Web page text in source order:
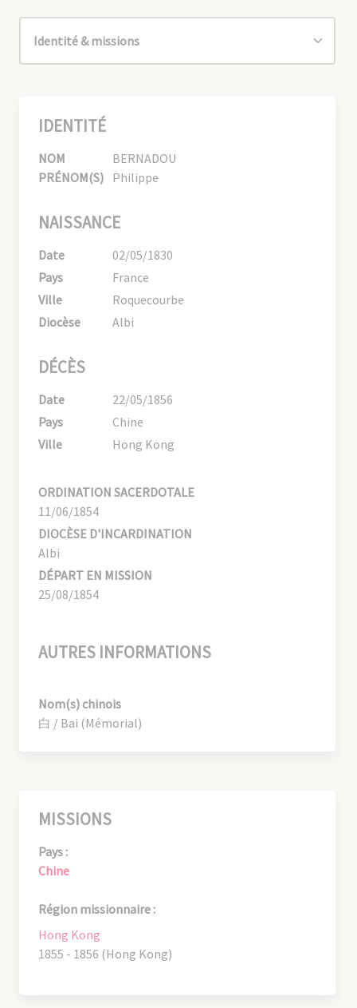
IDENTITÉ
NOM
BERNADOU
PRÉNOM(S) Philippe
NAISSANCE
Date
02/05/1830
Pays
France
Ville
Roquecourbe
Diocèse
Albi
DÉCÈS
Date
22/05/1856
Pays
Chine
Ville
Hong Kong
ORDINATION SACERDOTALE
11/06/1854
DIOCÈSE D'INCARDINATION
Albi
DÉPART EN MISSION
25/08/1854
AUTRES INFORMATIONS
Nom(s) chinois
白 / Bai (Mémorial)
MISSIONS
Pays :
Chine
Région missionnaire :
Hong Kong
1855 - 1856 (Hong Kong)